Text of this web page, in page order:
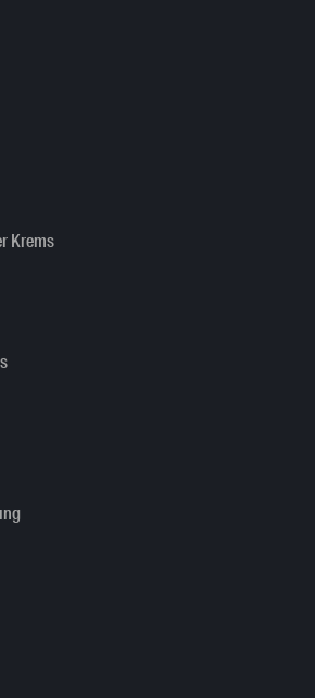
Krems